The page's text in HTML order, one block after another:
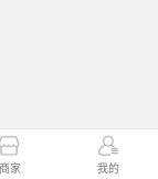
商家 我的